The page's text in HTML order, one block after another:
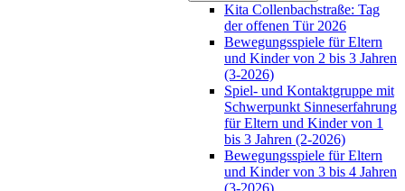
Kita Collenbachstraße: Tag
der offenen Tür 2026
Bewegungsspiele für Eltern
und Kinder von 2 bis 3 Jahren
(3-2026)
Spiel- und Kontaktgruppe mit
Schwerpunkt Sinneserfahrung
für Eltern und Kinder von 1
bis 3 Jahren (2-2026)
Bewegungsspiele für Eltern
und Kinder von 3 bis 4 Jahren
(3-2026)